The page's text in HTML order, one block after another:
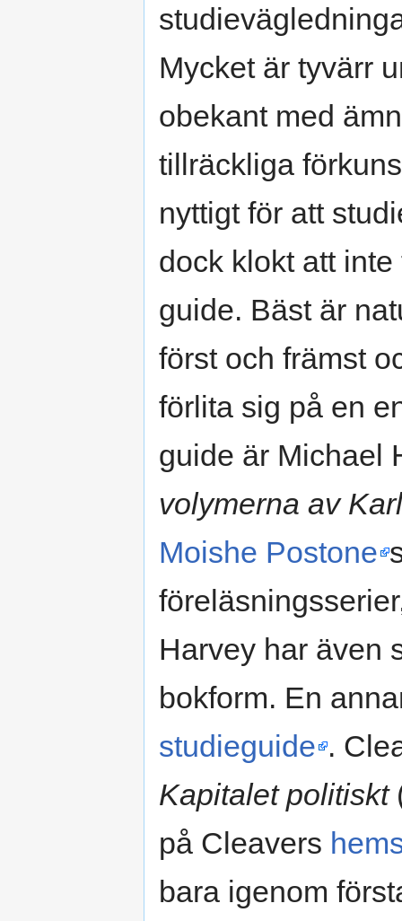
Mycket är tyvärr
obekant med
tillräckliga
nyttigt för att
dock klokt att
guide. Bäst är
först och främst
förlita sig på en
guide är Michael
volymerna av
Moishe Postone
Harvey har även
bokform. En
studieguide .
Kapitalet politiskt
på Cleavers
bara igenom